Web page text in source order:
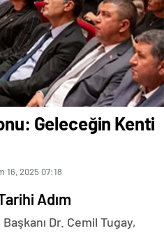
Geleceğin Kenti
16, 2025 07:18
Adım
Dr. Cemil Tugay,